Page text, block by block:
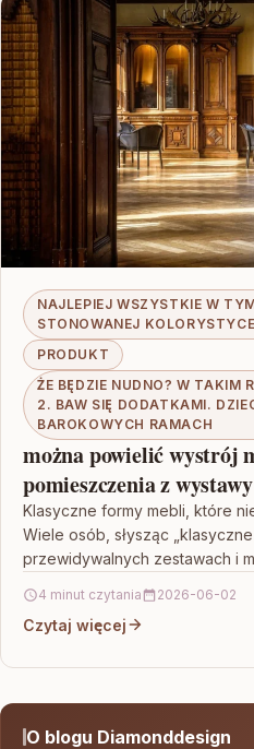
NAJLEPIEJ WSZYSTKIE W
STONOWANEJ
PRODUKT
ŻE BĘDZIE NUDNO? W TAKIM
2. BAW SIĘ DODATKAMI.
BAROKOWYCH RAMACH
można powielić wystrój
pomieszczenia z
Klasyczne formy mebli, które
Wiele osób, słysząc
przewidywalnych zestawach i
4 minut czytania 2026-06-02
Czytaj więcej
O blogu Diamonddesign